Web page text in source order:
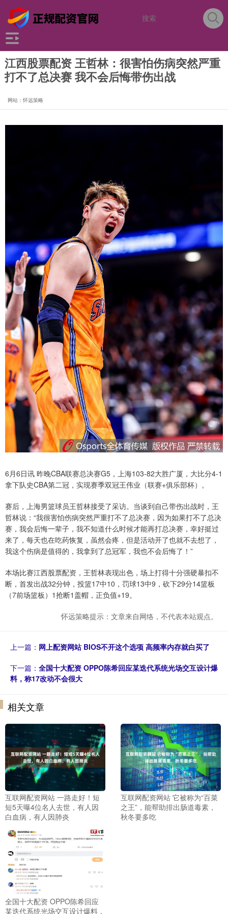
江西股票配资 王哲林：很害怕伤病突然严重
打不了总决赛 我不会后悔带伤出战
网站：怀远策略
6月6日讯 昨晚CBA联赛总决赛G5，上海103-82大胜广厦，大比分4-1
拿下队史CBA第二冠，实现赛季双冠王伟业（联赛+俱乐部杯）。
赛后，上海男篮球员王哲林接受了采访。当谈到自己带伤出战时，王
哲林说：“我很害怕伤病突然严重打不了总决赛，因为如果打不了总决
赛，我会后悔一辈子，我不知道什么时候才能再打总决赛，幸好挺过
来了，每天也在吃药恢复，虽然会疼，但是活动开了也就不去想了，
我这个伤病是值得的，我拿到了总冠军，我也不会后悔了！”
本场比赛江西股票配资，王哲林表现出色，场上打得十分强硬暴扣不
断，首发出战32分钟，投篮17中10，罚球13中9，砍下29分14篮板
（7前场篮板）1抢断1盖帽，正负值+19。
怀远策略提示：文章来自网络，不代表本站观点。
上一篇： 网上配资网站 BIOS不开这个选项 高频率内存就白买了
下一篇： 全国十大配资 OPPO陈希回应某迭代系统光场交互设计爆
料，称17改动不会很大
相关文章
互联网配资网站 一路走好！短
短5天曝4位名人去世，有人因
白血病，有人因肺炎
互联网配资网站 它被称为“百菜
之王”，能帮助排出肠道毒素，
秋冬要多吃
全国十大配资 OPPO陈希回应
某迭代系统光场交互设计爆料，